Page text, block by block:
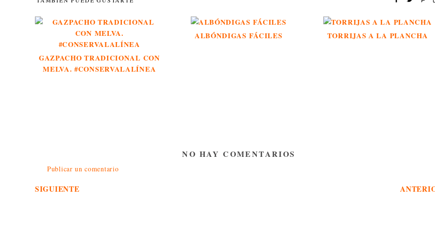
GAZPACHO TRADICIONAL CON
MELVA. #CONSERVALALÍNEA
ALBÓNDIGAS FÁCILES TORRIJAS A LA PLANCHA
NO HAY COMENTARIOS
Publicar un comentario
SIGUIENTE